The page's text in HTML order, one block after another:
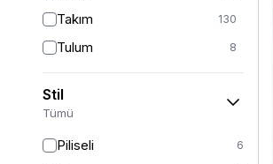
Takım 130
Tulum 8
Pantolon 151
Etek 19
Stil
Tümü
Piliseli 6